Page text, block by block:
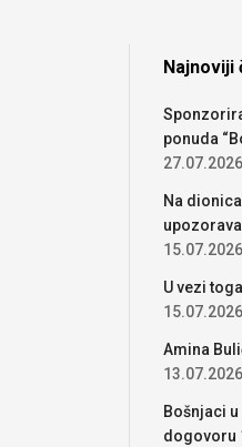
Najnoviji
ponuda
27.07.2026
Na
15.07.2026
U vezi
15.07.2026
Amina
13.07.2026
Bošnjaci
dogovoru